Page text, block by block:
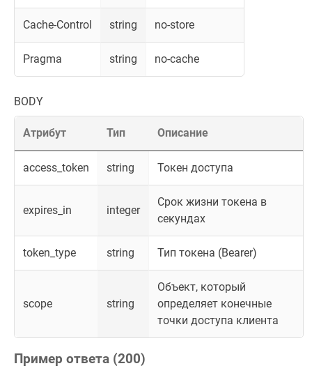
Cache-Control string no-store
Pragma string no-cache
BODY
Атрибут Тип Описание
access_token string Токен доступа
expires_in integer
Срок жизни токена в
секундах
token_type string Тип токена (Bearer)
scope string
Объект, который
определяет конечные
точки доступа клиента
Пример ответа (200)